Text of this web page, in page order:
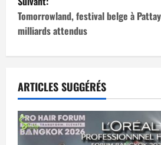
i
g
t
i
Tomorrowland, festival belge à
milliards attendus
ARTICLES SUGGÉRÉS